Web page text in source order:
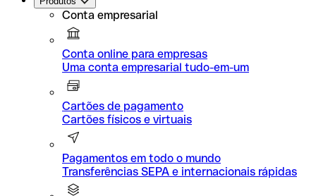
Conta empresarial
Conta online para empresas
Uma conta empresarial tudo-em-um
Cartões de pagamento
Cartões físicos e virtuais
Pagamentos em todo o mundo
Transferências SEPA e internacionais rápidas